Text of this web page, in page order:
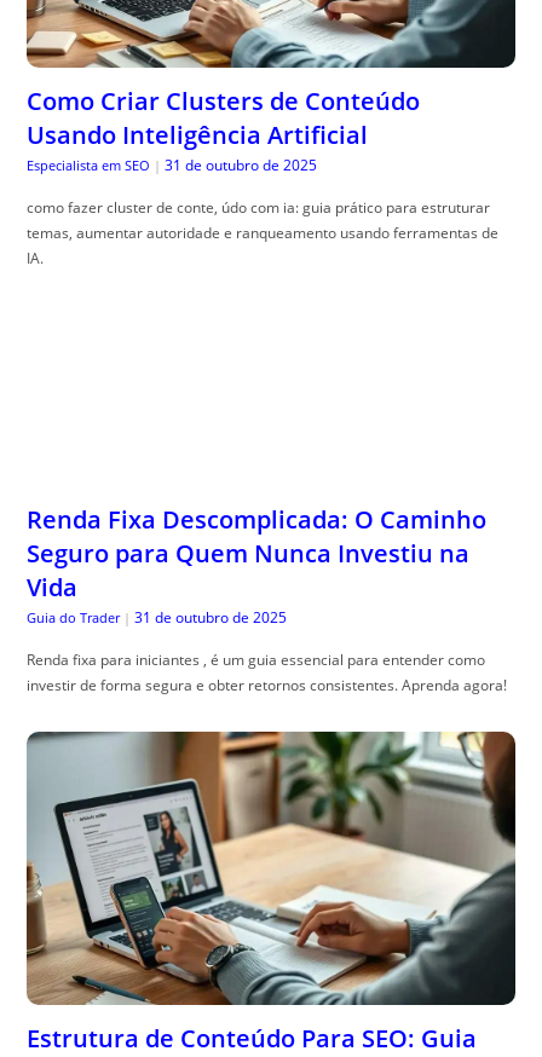
Como Criar Clusters de Conteúdo
Usando Inteligência Artificial
Especialista em SEO | 31 de outubro de 2025
como fazer cluster de conte, údo com ia: guia prático para estruturar
temas, aumentar autoridade e ranqueamento usando ferramentas de
IA.
Renda Fixa Descomplicada: O Caminho
Seguro para Quem Nunca Investiu na
Vida
Guia do Trader | 31 de outubro de 2025
Renda fixa para iniciantes , é um guia essencial para entender como
investir de forma segura e obter retornos consistentes. Aprenda agora!
Estrutura de Conteúdo Para SEO: Guia